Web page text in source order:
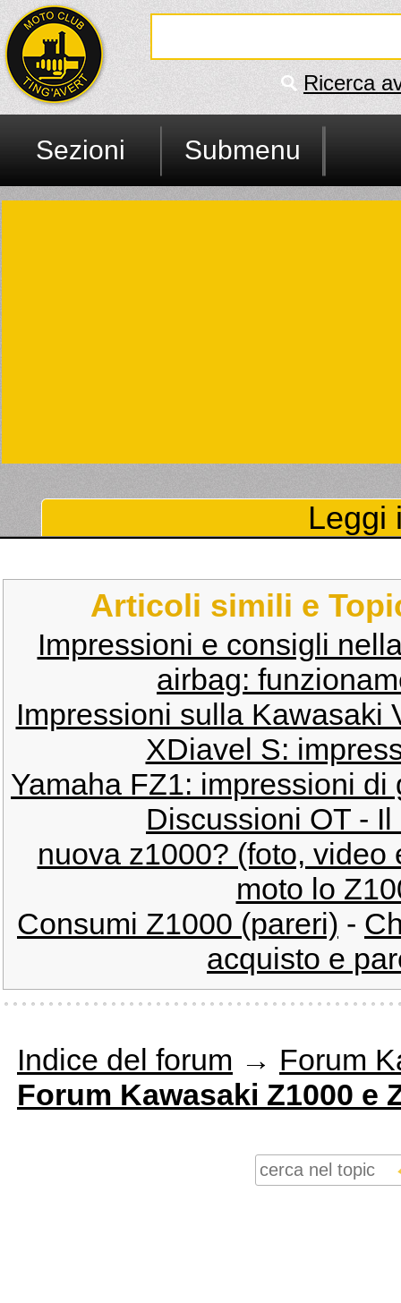
Ricerca
Sezioni Submenu
Leggi
Articoli simili e
Impressioni e consigli
airbag:
Impressioni sulla Kawasaki
XDiavel S:
Yamaha FZ1: impressioni
Discussioni OT -
nuova z1000? (foto, video
moto lo
Consumi Z1000 (pareri) -
acquisto e
Indice del forum → Forum
Forum Kawasaki Z1000 e